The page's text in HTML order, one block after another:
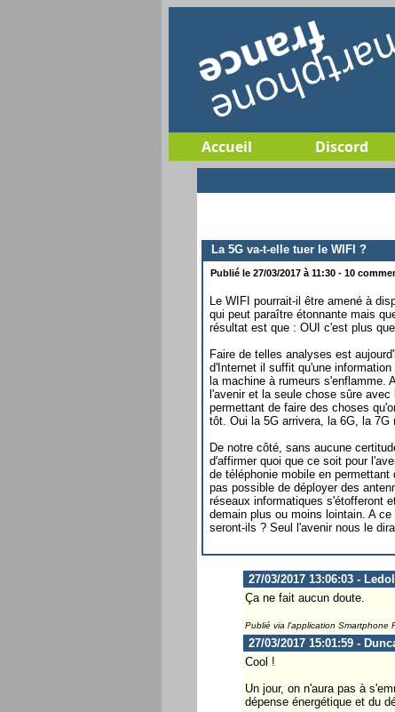
Accueil Discord
La 5G va-t-elle tuer le WIFI ?
Publié le 27/03/2017 à 11:30 - 10
Le WIFI pourrait-il être amené à
qui peut paraître étonnante mais
résultat est que : OUI c'est plus que
Faire de telles analyses est
d'Internet il suffit qu'une
la machine à rumeurs s'enflamme.
l'avenir et la seule chose sûre
permettant de faire des choses
tôt. Oui la 5G arrivera, la 6G, la
De notre côté, sans aucune
d'affirmer quoi que ce soit pour
de téléphonie mobile en
pas possible de déployer des
réseaux informatiques s'étofferont
demain plus ou moins lointain. A
seront-ils ? Seul l'avenir nous le
27/03/2017 13:06:03 -
Ça ne fait aucun doute.
Publié via l'application Smartphone
27/03/2017 15:01:59 -
Cool !
Un jour, on n'aura pas à
dépense énergétique et du